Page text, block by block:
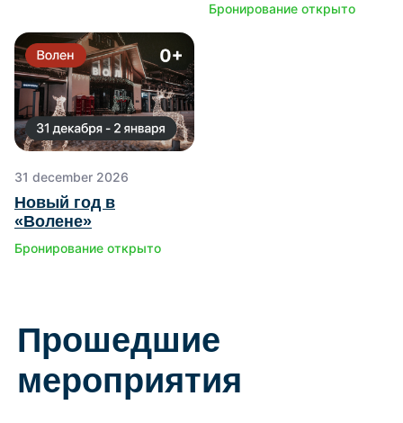
Бронирование открыто
31 december 2026
Новый год в
«Волене»
Бронирование открыто
мероприятия